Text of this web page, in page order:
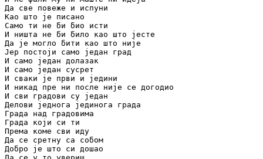
Да све повеже и испуни
Као што је писано
Само ти не би био исти
И ништа не би било као што јесте
Да је могло бити као што није
Јер постоји само један град
И само један долазак
И само један сусрет
И сваки је први и једини
И никад пре ни после није се догодио
И сви градови су један
Делови једнога јединога града
Града над градовима
Града који си ти
Према коме сви иду
Да се сретну са собом
Добро је што си дошао